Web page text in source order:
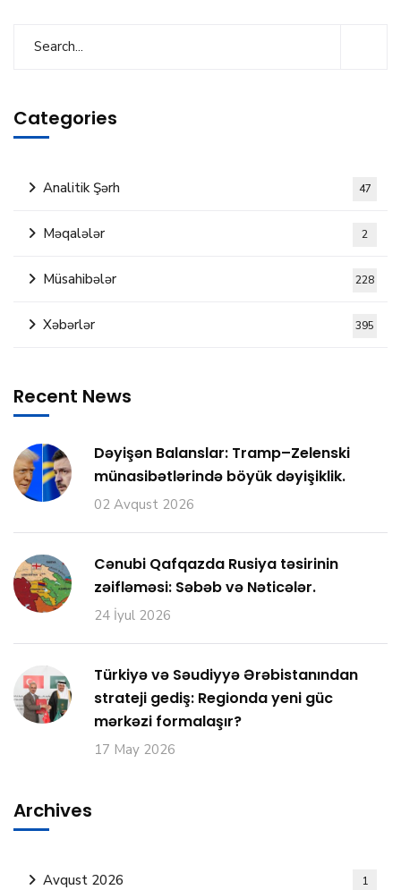
Categories
Analitik Şərh 47
Məqalələr 2
Müsahibələr 228
Xəbərlər 395
Recent News
Dəyişən Balanslar: Tramp–Zelenski
münasibətlərində böyük dəyişiklik.
02 Avqust 2026
Cənubi Qafqazda Rusiya təsirinin
zəifləməsi: Səbəb və Nəticələr.
24 İyul 2026
Türkiyə və Səudiyyə Ərəbistanından
strateji gediş: Regionda yeni güc
mərkəzi formalaşır?
17 May 2026
Archives
Avqust 2026 1